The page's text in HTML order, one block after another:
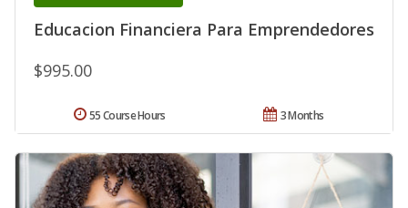
Educacion Financiera Para Emprendedores
$995.00
3 Months
55 Course Hours